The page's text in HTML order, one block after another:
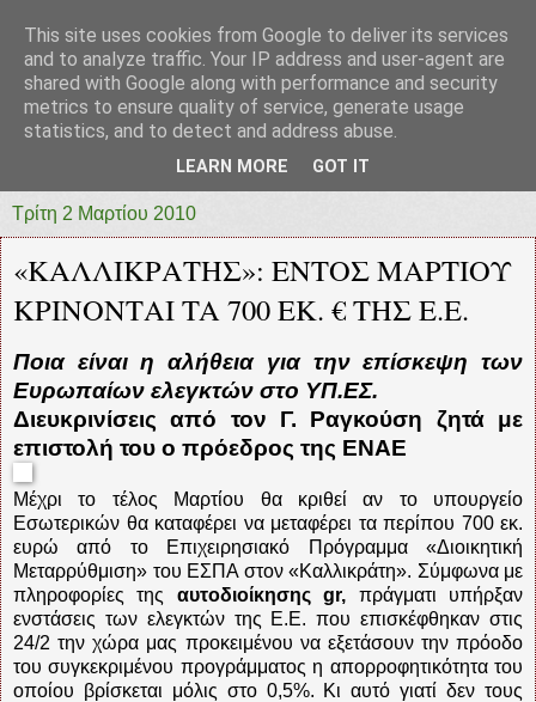
prototypia
"ΠΡΩΤΟΤΥΠΙΑ" * ΑΝΕΞΑΡΤΗΤΗ-ΗΛΕΚΤΡΟΝΙΚΗ-
Τρίτη 2 Μαρτίου 2010
«ΚΑΛΛΙΚΡΑΤΗΣ»: ΕΝΤΟΣ ΜΑΡΤΙΟΥ
ΚΡΙΝΟΝΤΑΙ TA 700 ΕΚ. € ΤΗΣ Ε.Ε.
Ποια είναι η αλήθεια για την επίσκεψη των
Ευρωπαίων ελεγκτών στο ΥΠ.ΕΣ.
Διευκρινίσεις από τον Γ. Ραγκούση ζητά με
επιστολή του ο πρόεδρος της ΕΝΑΕ
Μέχρι το τέλος Μαρτίου θα κριθεί αν το υπουργείο
Εσωτερικών θα καταφέρει να μεταφέρει τα περίπου 700 εκ.
ευρώ από το Επιχειρησιακό Πρόγραμμα «Διοικητική
Μεταρρύθμιση» του ΕΣΠΑ στον «Καλλικράτη». Σύμφωνα με
πληροφορίες της αυτοδιοίκησης gr, πράγματι υπήρξαν
ενστάσεις των ελεγκτών της Ε.Ε. που επισκέφθηκαν στις
24/2 την χώρα μας προκειμένου να εξετάσουν την πρόοδο
του συγκεκριμένου προγράμματος η απορροφητικότητα του
οποίου βρίσκεται μόλις στο 0,5%. Κι αυτό γιατί δεν τους
This site uses cookies from Google to deliver its services
and to analyze traffic. Your IP address and user-agent are
shared with Google along with performance and security
metrics to ensure quality of service, generate usage
statistics, and to detect and address abuse.
LEARN MORE GOT IT